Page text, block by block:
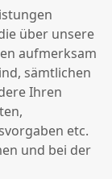
über unsere
aufmerksam
sämtlichen
Ihren
etc.
und bei der